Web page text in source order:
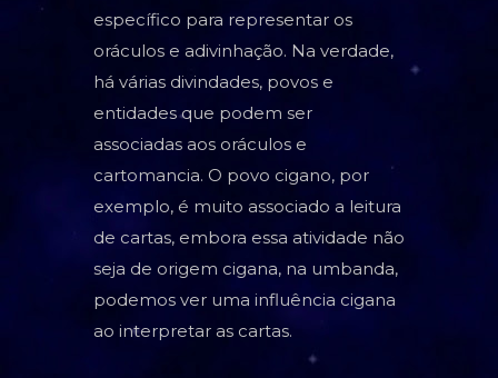
RUNAS NÓRDICAS
RUNAS DE BRUXA
específico para representar os
oráculos e adivinhação. Na verdade,
há várias divindades, povos e
entidades que podem ser
associadas aos oráculos e
cartomancia. O povo cigano, por
exemplo, é muito associado a leitura
de cartas, embora essa atividade não
seja de origem cigana, na umbanda,
podemos ver uma influência cigana
ao interpretar as cartas.